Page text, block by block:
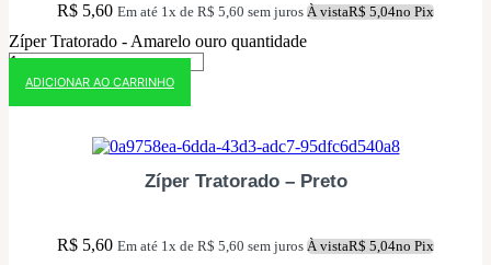
R$ 5,60 Em até 1x de R$ 5,60 sem juros À vistaR$ 5,04no Pix
Zíper Tratorado - Amarelo ouro quantidade
ADICIONAR AO CARRINHO
Zíper Tratorado – Preto
R$ 5,60 Em até 1x de R$ 5,60 sem juros À vistaR$ 5,04no Pix